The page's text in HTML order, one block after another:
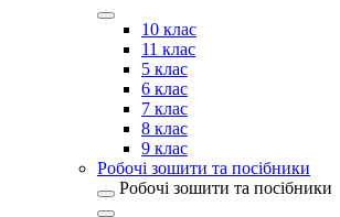
10 клас
11 клас
5 клас
6 клас
7 клас
8 клас
9 клас
Робочі зошити та посібники
Робочі зошити та посібники